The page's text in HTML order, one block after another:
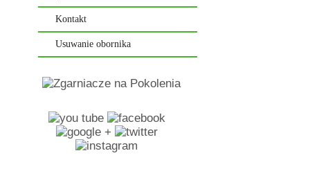
Kontakt
Usuwanie obornika